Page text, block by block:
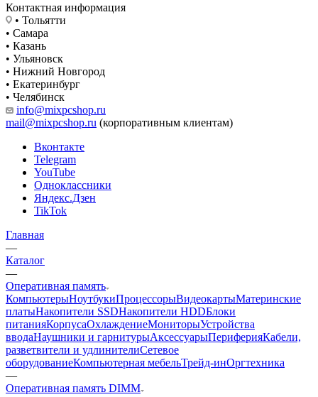
Контактная информация
• Тольятти
• Самара
• Казань
• Ульяновск
• Нижний Новгород
• Екатеринбург
• Челябинск
info@mixpcshop.ru
mail@mixpcshop.ru (корпоративным клиентам)
Вконтакте
Telegram
YouTube
Одноклассники
Яндекс.Дзен
TikTok
Главная
—
Каталог
—
Оперативная память
КомпьютерыНоутбукиПроцессорыВидеокартыМатеринские
платыНакопители SSDНакопители HDDБлоки
питанияКорпусаОхлаждениеМониторыУстройства
вводаНаушники и гарнитурыАксессуарыПериферияКабели,
разветвители и удлинителиСетевое
оборудованиеКомпьютерная мебельТрейд-инОргтехника
—
Оперативная память DIMM